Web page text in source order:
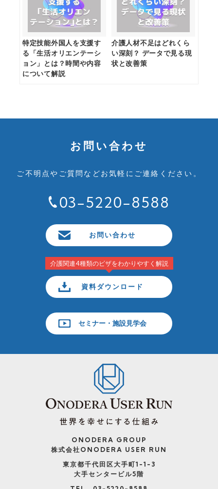
特定技能外国人を支援す
る「生活オリエンテーシ
ョン」とは？時間や内容
について解説
介護人材不足はどれくら
い深刻？ データで見る現
状と改善策
お問い合わせ
ご不明点やご質問などお気軽にご連絡ください。
03-5220-8588
お問い合わせ
介護関連4種類のビザをわかりやすく解説
資料ダウンロード
セミナー・施設見学会
ONODERA GROUP
株式会社ONODERA USER RUN
東京都千代田区大手町1-1-3
大手センタービル5階